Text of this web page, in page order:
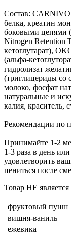
Состав:
белка, креатин
боковыми цепями
Nitrogen Retention
кетоглутарат),
(альфа-
гидролизат
(триглицериды со
молоко, фосфат
натуральные и
калия, краситель,
Рекомендации по
Принимайте 1-2
1-3 раза в день
удовлетворить
пениться после
Товар НЕ является
фруктовый пунш
вишня-ваниль
ежевика